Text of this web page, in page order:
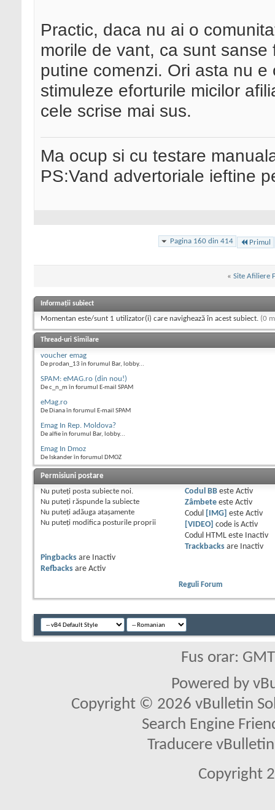
Practic, daca nu ai o
morile de vant, ca sunt
putine comenzi. Ori asta nu
stimuleze eforturile micilor
cele scrise mai sus.
Ma ocup si cu testare
PS:Vand advertoriale ieftine
Pagina 160 din 414 Primul
« Site Afiliere
Informații subiect
Momentan este/sunt 1 utilizator(i) care navighează în acest subiect. (0
Thread-uri Similare
voucher emag
De prodan_13 în forumul Bar, lobby...
SPAM: eMAG.ro (din nou!)
De c_n_m în forumul E-mail SPAM
eMag.ro
De Diana în forumul E-mail SPAM
Emag In Rep. Moldova?
De alfie în forumul Bar, lobby...
Emag In Dmoz
De Iskander în forumul DMOZ
Permisiuni postare
Nu puteţi posta subiecte noi.
Nu puteţi răspunde la subiecte
Nu puteţi adăuga ataşamente
Nu puteţi modifica posturile proprii
Codul BBeste Activ
Zâmbeteeste Activ
Codul
[IMG] este Activ
[VIDEO] code is Activ
Codul HTML este
Inactiv
Trackbacksare
Inactiv
Pingbacks are
Inactiv
Refbacks are Activ
Reguli Forum
Fus orar:
Powered by
Copyright © 2026 vBulletin
Search Engine
Traducere
Copyright